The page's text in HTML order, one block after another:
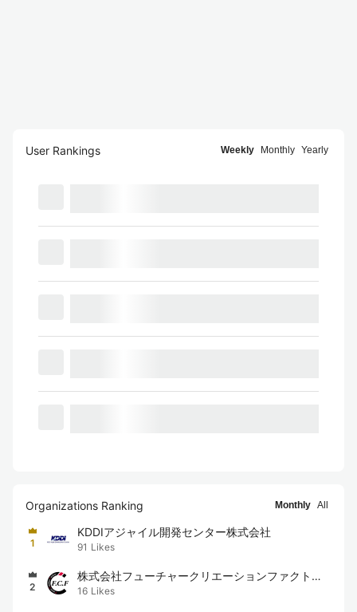
User Rankings Weekly Monthly Yearly
Organizations Ranking Monthly All
1
KDDIアジャイル開発センター株式会社
91 Likes
2
株式会社フューチャークリエーションファクトリ
ー
16 Likes